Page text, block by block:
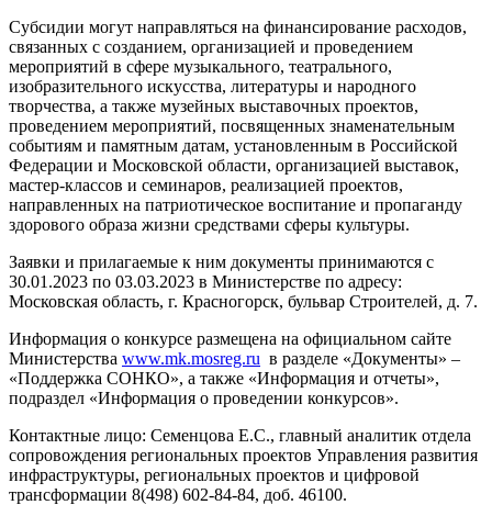
Субсидии могут направляться на финансирование расходов,
связанных с созданием, организацией и проведением
мероприятий в сфере музыкального, театрального,
изобразительного искусства, литературы и народного
творчества, а также музейных выставочных проектов,
проведением мероприятий, посвященных знаменательным
событиям и памятным датам, установленным в Российской
Федерации и Московской области, организацией выставок,
мастер-классов и семинаров, реализацией проектов,
направленных на патриотическое воспитание и пропаганду
здорового образа жизни средствами сферы культуры.
Заявки и прилагаемые к ним документы принимаются с
30.01.2023 по 03.03.2023 в Министерстве по адресу:
Московская область, г. Красногорск, бульвар Строителей, д. 7.
Информация о конкурсе размещена на официальном сайте
Министерства www.mk.mosreg.ru в разделе «Документы» –
«Поддержка СОНКО», а также «Информация и отчеты»,
подраздел «Информация о проведении конкурсов».
Контактные лицо: Семенцова Е.С., главный аналитик отдела
сопровождения региональных проектов Управления развития
инфраструктуры, региональных проектов и цифровой
трансформации 8(498) 602-84-84, доб. 46100.